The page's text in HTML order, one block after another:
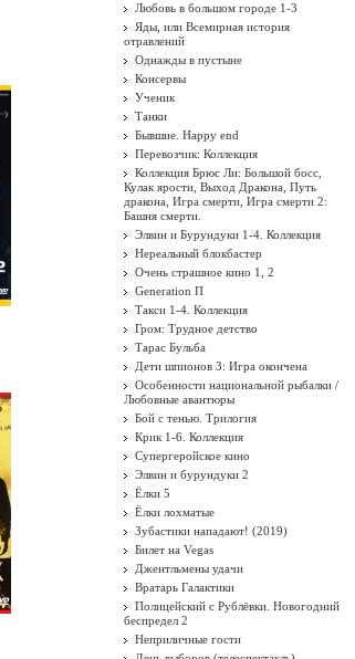
Любовь в большом городе 1-3
Яды, или Всемирная история
отравлений
Однажды в пустыне
Консервы
Ученик
Танки
Бывшие. Happy end
Перевозчик: Коллекция
Коллекция Брюс Ли: Большой босс,
Кулак ярости, Выход Дракона, Путь
дракона, Игра смерти, Игра смерти 2:
Башня смерти.
Элвин и Бурундуки 1-4. Коллекция
Нереальный блокбастер
Очень страшное кино 1, 2
Generation П
Такси 1-4. Коллекция
Гром: Трудное детство
Тарас Бульба
Дети шпионов 3: Игра окончена
Особенности национальной рыбалки /
Любовные авантюры
Бой с тенью. Трилогия
Крик 1-6. Коллекция
Супергеройское кино
Элвин и бурундуки 2
Ёлки 5
Ёлки лохматые
Зубастики нападают! (2019)
Билет на Vegas
Джентльмены удачи
Вратарь Галактики
Полицейский с Рублёвки. Новогодний
беспредел 2
Неприличные гости